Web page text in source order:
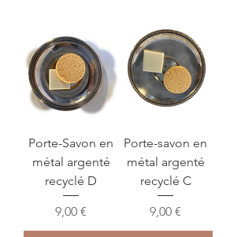
Porte-Savon en
métal argenté
recyclé D
Precio
9,00 €
Porte-savon en
métal argenté
recyclé C
Precio
9,00 €